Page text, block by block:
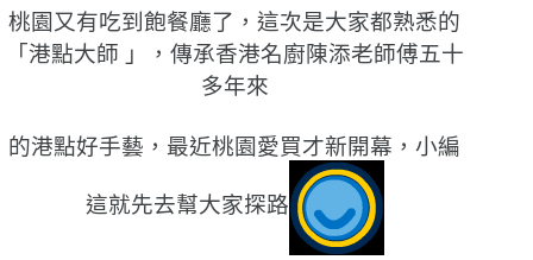
桃園又有吃到飽餐廳了，這次是大家都熟悉的
「港點大師 」，傳承香港名廚陳添老師傅五十
多年來
的港點好手藝，最近桃園愛買才新開幕，小編
這就先去幫大家探路